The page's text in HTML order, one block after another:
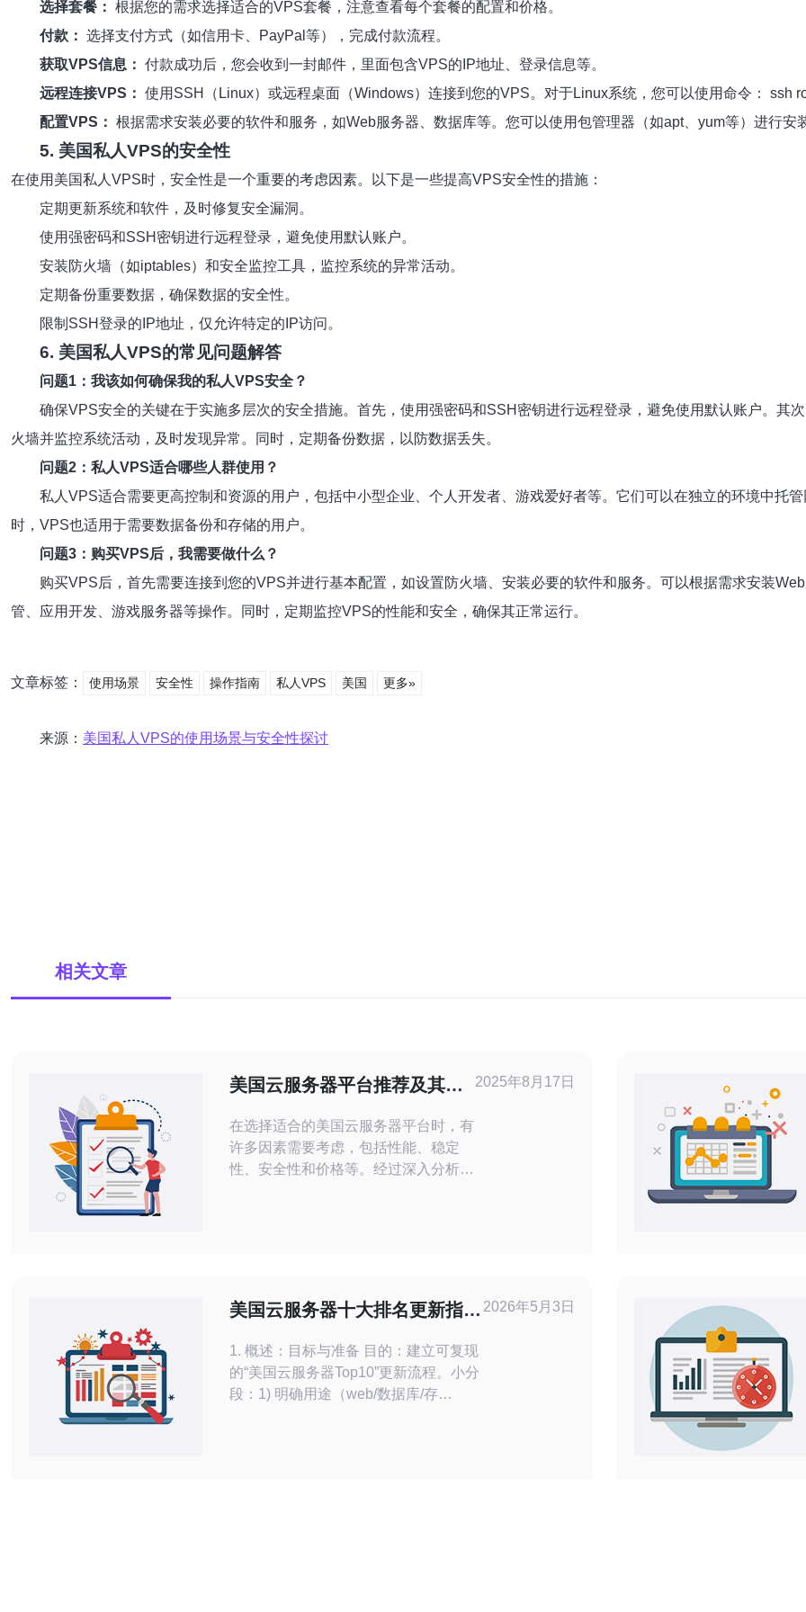
选择套餐： 根据您的需求选择适合的VPS套餐，注意查看每个套餐的配置和价格。
付款： 选择支付方式（如信用卡、PayPal等），完成付款流程。
获取VPS信息： 付款成功后，您会收到一封邮件，里面包含VPS的IP地址、登录信息等。
远程连接VPS： 使用SSH（Linux）或远程桌面（Windows）连接到您的VPS。对于Linux系统，您可以使用命令： ssh
配置VPS： 根据需求安装必要的软件和服务，如Web服务器、数据库等。您可以使用包管理器（如apt、yum等）进行安
5. 美国私人VPS的安全性
在使用美国私人VPS时，安全性是一个重要的考虑因素。以下是一些提高VPS安全性的措施：
定期更新系统和软件，及时修复安全漏洞。
使用强密码和SSH密钥进行远程登录，避免使用默认账户。
安装防火墙（如iptables）和安全监控工具，监控系统的异常活动。
定期备份重要数据，确保数据的安全性。
限制SSH登录的IP地址，仅允许特定的IP访问。
6. 美国私人VPS的常见问题解答
问题1：我该如何确保我的私人VPS安全？
确保VPS安全的关键在于实施多层次的安全措施。首先，使用强密码和SSH密钥进行远程登录，避免使用默认账户。其
火墙并监控系统活动，及时发现异常。同时，定期备份数据，以防数据丢失。
问题2：私人VPS适合哪些人群使用？
私人VPS适合需要更高控制和资源的用户，包括中小型企业、个人开发者、游戏爱好者等。它们可以在独立的环境中托
时，VPS也适用于需要数据备份和存储的用户。
问题3：购买VPS后，我需要做什么？
购买VPS后，首先需要连接到您的VPS并进行基本配置，如设置防火墙、安装必要的软件和服务。可以根据需求安装
管、应用开发、游戏服务器等操作。同时，定期监控VPS的性能和安全，确保其正常运行。
文章标签： 使用场景 安全性 操作指南 私人VPS 美国 更多»
来源： 美国私人VPS的使用场景与安全性探讨
相关文章
美国云服务器平台推荐及其优
在选择适合的美国云服务器平台时，有
许多因素需要考虑，包括性能、稳定
性、安全性和价格等。经过深入分析，
电讯（Daxun Telecom）是一家专注于
提供高性能云服务器和VPS
2025年8月17日
美国云服务器十大排名更新指南
1. 概述：目标与准备 目的：建立可复现
的“美国云服务器Top10”更新流程。小分
段：1) 明确用途（web/数据库/存
2026年5月3日